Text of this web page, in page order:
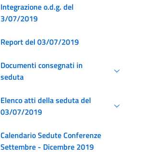
Integrazione o.d.g. del
3/07/2019
Report del 03/07/2019
Documenti consegnati in
seduta
Elenco atti della seduta del
03/07/2019
Calendario Sedute Conferenze
Settembre - Dicembre 2019